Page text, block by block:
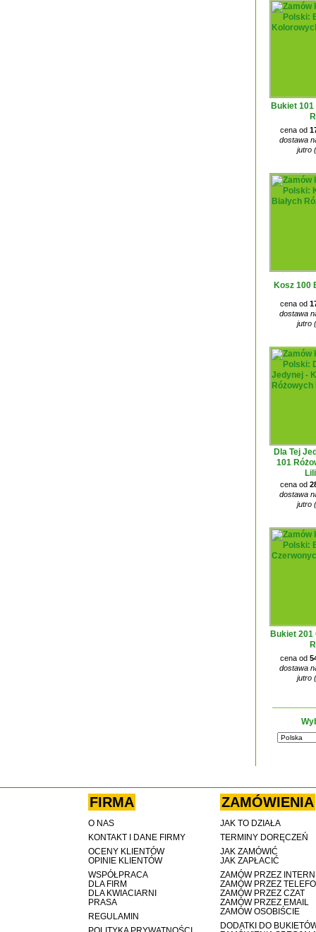
Bukiet
cena od
dostawa
jutro
Kosz 100
cena od
dostawa
jutro
Dla Tej
101
cena od
dostawa
jutro
Bukiet 201
cena od
dostawa
jutro
FIRMA
O NAS
KONTAKT I DANE FIRMY
OCENY KLIENTÓW
OPINIE KLIENTÓW
WSPÓŁPRACA
DLA FIRM
DLA KWIACIARNI
PRASA
REGULAMIN
ZAMÓWIENIA
JAK TO DZIAŁA
TERMINY DORĘCZEŃ
JAK ZAMÓWIĆ
JAK ZAPŁACIĆ
ZAMÓW PRZEZ
ZAMÓW PRZEZ
ZAMÓW PRZEZ CZAT
ZAMÓW PRZEZ EMAIL
ZAMÓW OSOBIŚCIE
DODATKI DO